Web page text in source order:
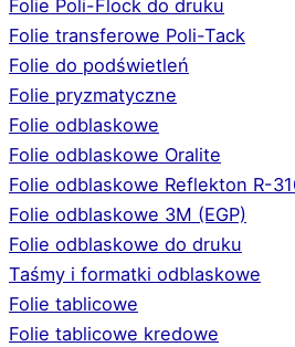
Folie Poli-Flock do druku
Folie transferowe Poli-Tack
Folie do podświetleń
Folie pryzmatyczne
Folie odblaskowe
Folie odblaskowe Oralite
Folie odblaskowe Reflekton R-
Folie odblaskowe 3M (EGP)
Folie odblaskowe do druku
Taśmy i formatki odblaskowe
Folie tablicowe
Folie tablicowe kredowe